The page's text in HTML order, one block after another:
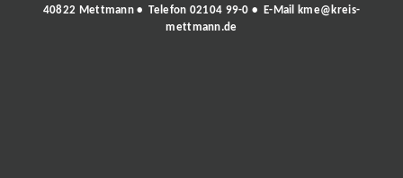
40822 Mettmann • Telefon 02104 99-0 • E-Mail
kme@kreis-
mettmann.de